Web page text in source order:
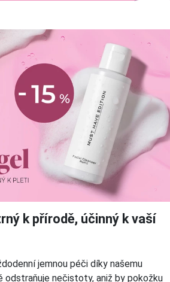
k přírodě, účinný k vaší
jemnou péči díky našemu
odstraňuje nečistoty, aniž by pokožku